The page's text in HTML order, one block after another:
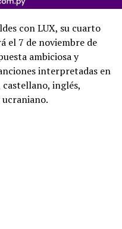
con LUX, su cuarto
el 7 de noviembre de
ambiciosa y
interpretadas en
inglés,